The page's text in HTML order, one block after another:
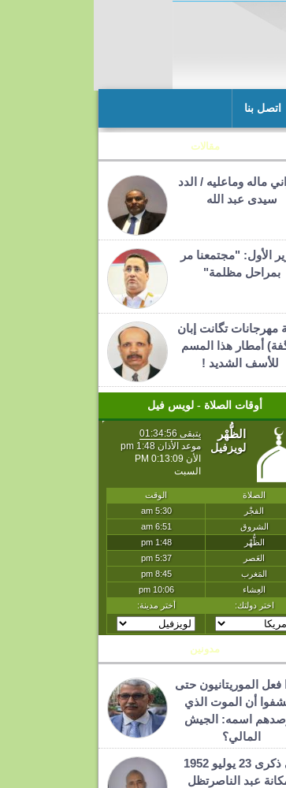
اتصل بنا
مقالات
ماله وماعليه / الدد
سيدى عبد الله
الأول: "مجتمعنا مر
بمراحل مظلمة"
مهرجانات تگانت إبان
أمطار هذا المسم
للأسف الشديد !
أوقات الصلاة - لويس فيل
مدونين
فعل الموريتانيون حتى
أن الموت الذي
اسمه: الجيش
المالي؟
في ذكرى 23 يوليو 1952
عبد الناصرتظل